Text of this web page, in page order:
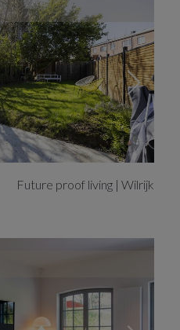
Future proof living | Wilrijk